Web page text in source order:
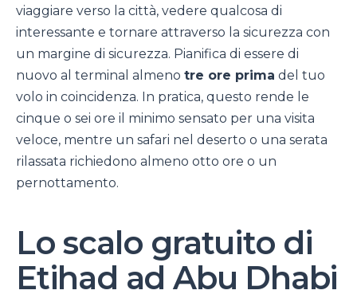
viaggiare verso la città, vedere qualcosa di
interessante e tornare attraverso la sicurezza con
un margine di sicurezza. Pianifica di essere di
nuovo al terminal almeno tre ore prima del tuo
volo in coincidenza. In pratica, questo rende le
cinque o sei ore il minimo sensato per una visita
veloce, mentre un safari nel deserto o una serata
rilassata richiedono almeno otto ore o un
pernottamento.
Lo scalo gratuito di
Etihad ad Abu Dhabi